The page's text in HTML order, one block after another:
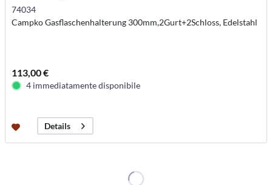
74034
Campko Gasflaschenhalterung 300mm,2Gurt+2Schloss, Edelstahl
113,00 €
4 immediatamente disponibile
Details